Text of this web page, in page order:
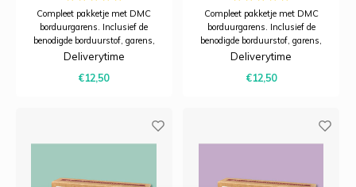
Company
Compleet pakketje met DMC
borduurgarens. Inclusief de
benodigde borduurstof, garens,
patroon, naald en beschrijving.
kartonnen verpakking en is
Deliverytime
€12,50
Company
Compleet pakketje met DMC
borduurgarens. Inclusief de
benodigde borduurstof, garens,
patroon, naald en beschrijving.
kartonnen verpakking en is
Deliverytime
€12,50